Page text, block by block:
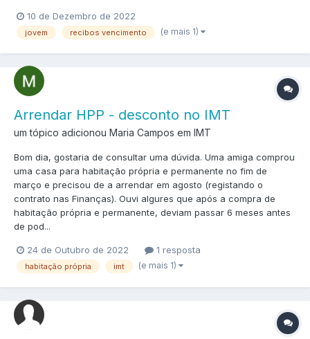
10 de Dezembro de 2022
jovem recibos vencimento (e mais 1)
Arrendar HPP - desconto no IMT
um tópico adicionou Maria Campos em IMT
Bom dia, gostaria de consultar uma dúvida. Uma amiga comprou
uma casa para habitação própria e permanente no fim de
março e precisou de a arrendar em agosto (registando o
contrato nas Finanças). Ouvi algures que após a compra de
habitação própria e permanente, deviam passar 6 meses antes
de pod...
24 de Outubro de 2022 1 resposta
habitação própria imt (e mais 1)